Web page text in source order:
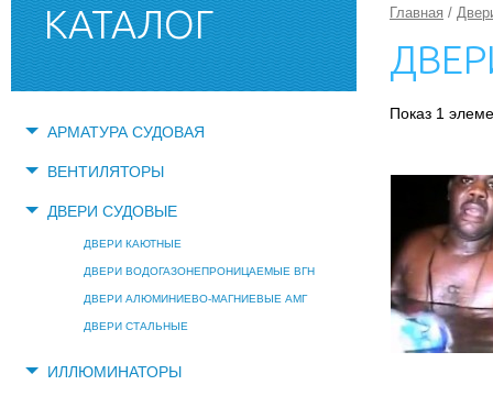
КАТАЛОГ
АРМАТУРА СУДОВАЯ
ВЕНТИЛЯТОРЫ
ДВЕРИ СУДОВЫЕ
ДВЕРИ КАЮТНЫЕ
ДВЕРИ ВОДОГАЗОНЕПРОНИЦАЕМЫЕ ВГН
ДВЕРИ АЛЮМИНИЕВО-МАГНИЕВЫЕ АМГ
ДВЕРИ СТАЛЬНЫЕ
ИЛЛЮМИНАТОРЫ
Главная /
Показ 1